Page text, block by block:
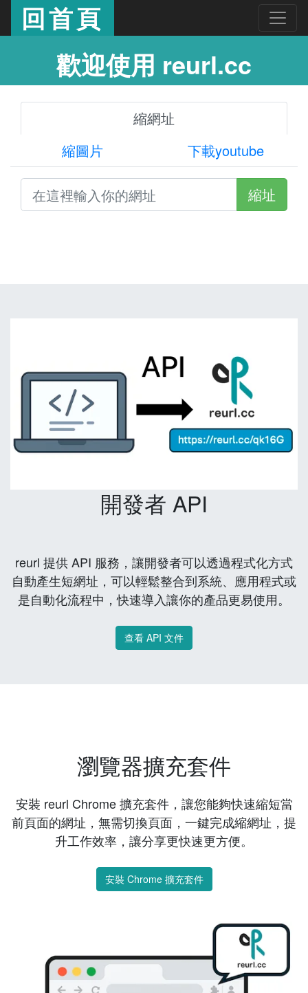
回首頁
歡迎使用 reurl.cc
縮網址
縮圖片
下載youtube
縮址
開發者 API
reurl 提供 API 服務，讓開發者可以透過程式化方式
自動產生短網址，可以輕鬆整合到系統、應用程式或
是自動化流程中，快速導入讓你的產品更易使用。
查看 API 文件
瀏覽器擴充套件
安裝 reurl Chrome 擴充套件，讓您能夠快速縮短當
前頁面的網址，無需切換頁面，一鍵完成縮網址，提
升工作效率，讓分享更快速更方便。
安裝 Chrome 擴充套件